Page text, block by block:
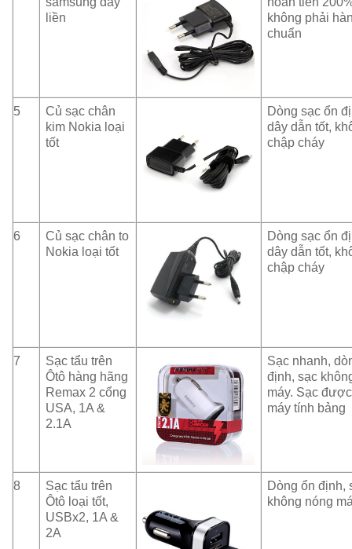
liền
không phải
chuẩn
5
Củ sạc chân
kim Nokia loại
tốt
Dòng sạc ổn
dây dẫn tốt,
chập cháy
6
Củ sạc chân to
Nokia loại tốt
Dòng sạc ổn
dây dẫn tốt,
chập cháy
7
Sạc tẩu trên
Ôtô hàng hãng
Remax 2 cổng
USA, 1A &
2.1A
Sạc nhanh,
định, sạc
máy. Sạc
máy tính bảng
8
Sạc tẩu trên
Ôtô loại tốt,
USBx2, 1A &
2A
Dòng ổn định,
không nóng